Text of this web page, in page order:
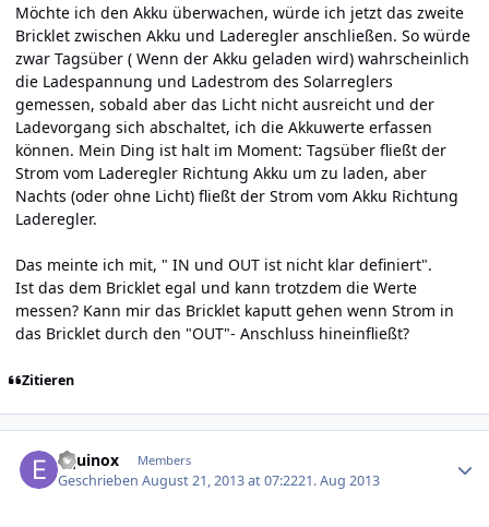
Möchte ich den Akku überwachen, würde ich jetzt das zweite
Bricklet zwischen Akku und Laderegler anschließen. So würde
zwar Tagsüber ( Wenn der Akku geladen wird) wahrscheinlich
die Ladespannung und Ladestrom des Solarreglers
gemessen, sobald aber das Licht nicht ausreicht und der
Ladevorgang sich abschaltet, ich die Akkuwerte erfassen
können. Mein Ding ist halt im Moment: Tagsüber fließt der
Strom vom Laderegler Richtung Akku um zu laden, aber
Nachts (oder ohne Licht) fließt der Strom vom Akku Richtung
Laderegler.
Das meinte ich mit, " IN und OUT ist nicht klar definiert".
Ist das dem Bricklet egal und kann trotzdem die Werte
messen? Kann mir das Bricklet kaputt gehen wenn Strom in
das Bricklet durch den "OUT"- Anschluss hineinfließt?
Zitieren
Equinox Members
GeschriebenAugust 21, 2013 at 07:2221. Aug 2013